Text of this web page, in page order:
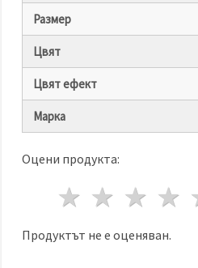
Приеми
всички
на
Размер
Цвят
Цвят ефект
Марка
Оцени продукта:
3
2
1 звезда
Продуктът не е оценяван.